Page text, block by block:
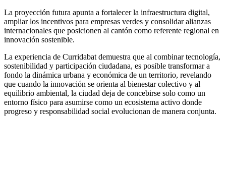
La proyección futura apunta a fortalecer la infraestructura digital,
ampliar los incentivos para empresas verdes y consolidar alianzas
internacionales que posicionen al cantón como referente regional en
innovación sostenible.
La experiencia de Curridabat demuestra que al combinar tecnología,
sostenibilidad y participación ciudadana, es posible transformar a
fondo la dinámica urbana y económica de un territorio, revelando
que cuando la innovación se orienta al bienestar colectivo y al
equilibrio ambiental, la ciudad deja de concebirse solo como un
entorno físico para asumirse como un ecosistema activo donde
progreso y responsabilidad social evolucionan de manera conjunta.